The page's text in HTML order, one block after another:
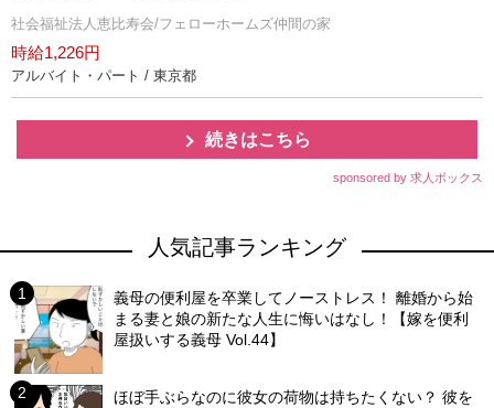
社会福祉法人恵比寿会/フェローホームズ仲間の家
時給1,226円
アルバイト・パート / 東京都
続きはこちら
sponsored by 求人ボックス
人気記事ランキング
義母の便利屋を卒業してノーストレス！ 離婚から始
まる妻と娘の新たな人生に悔いはなし！【嫁を便利
屋扱いする義母 Vol.44】
ほぼ手ぶらなのに彼女の荷物は持ちたくない？ 彼を